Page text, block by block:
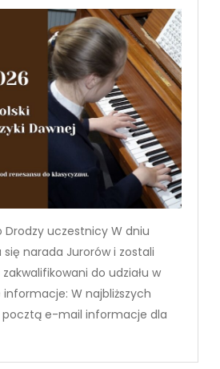
Drodzy uczestnicy W dniu
się narada Jurorów i zostali
do udziału w
informacje: W najbliższych
e-mail informacje dla